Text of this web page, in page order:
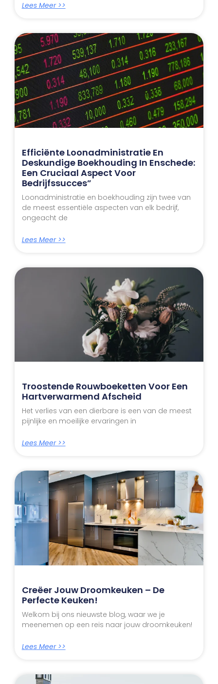
Lees Meer >>
Efficiënte Loonadministratie En
Deskundige Boekhouding In Enschede:
Een Cruciaal Aspect Voor
Bedrijfssucces”
Loonadministratie en boekhouding zijn twee van
de meest essentiële aspecten van elk bedrijf,
ongeacht de
Lees Meer >>
Troostende Rouwboeketten Voor Een
Hartverwarmend Afscheid
Het verlies van een dierbare is een van de meest
pijnlijke en moeilijke ervaringen in
Lees Meer >>
Creëer Jouw Droomkeuken – De
Perfecte Keuken!
Welkom bij ons nieuwste blog, waar we je
meenemen op een reis naar jouw droomkeuken!
Lees Meer >>